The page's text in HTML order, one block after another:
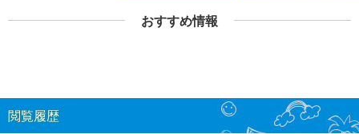
おすすめ情報
閲覧履歴